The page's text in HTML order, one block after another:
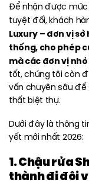
Để nhận được
tuyệt đối, khách
Luxury – đơn vị
thống, cho phép
mà các đơn vị
tốt, chúng tôi còn
vấn chuyên sâu
thất biệt thự.
Dưới đây là thông
yết mới nhất 2026:
1. Chậu rửa
thành đi đôi